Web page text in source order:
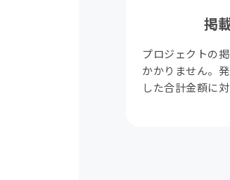
掲
プロジェクトの
かかりません。
した合計金額に